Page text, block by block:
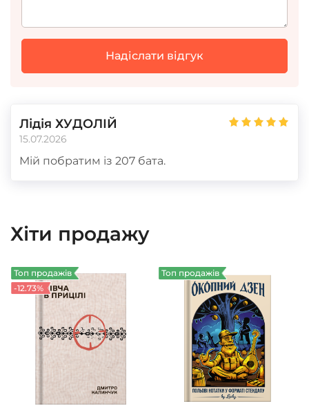
Лідія ХУДОЛІЙ
15.07.2026
Мій побратим із 207 бата.
Хіти продажу
Топ продажів
-12.73%
Топ продажів